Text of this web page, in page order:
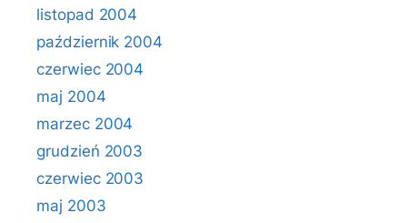
listopad 2004
październik 2004
czerwiec 2004
maj 2004
marzec 2004
grudzień 2003
czerwiec 2003
maj 2003